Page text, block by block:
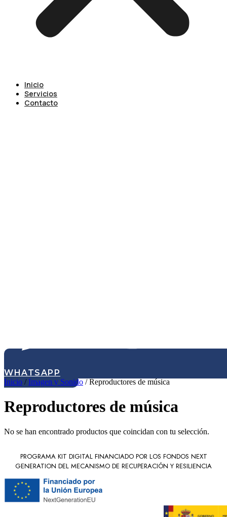
Inicio
Servicios
Contacto
WHATSAPP
Inicio /Imagen y Sonido / Reproductores de música
Reproductores de música
No se han encontrado productos que coincidan con tu selección.
PROGRAMA KIT DIGITAL FINANCIADO POR LOS FONDOS NEXT
GENERATION DEL MECANISMO DE RECUPERACIÓN Y RESILIENCIA